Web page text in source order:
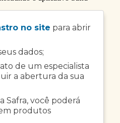
no site para abrir
dados;
de um especialista
a abertura da sua
Safra, você poderá
produtos